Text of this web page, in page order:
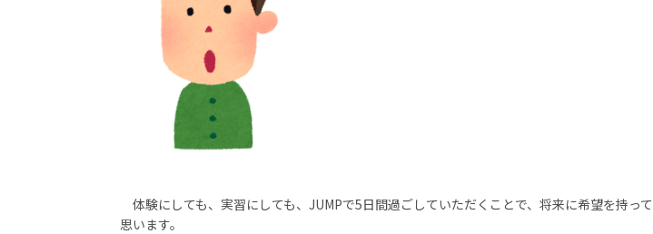
体験にしても、実習にしても、JUMPで5日間過ごしていただくことで、将来に希望を持っ
思います。